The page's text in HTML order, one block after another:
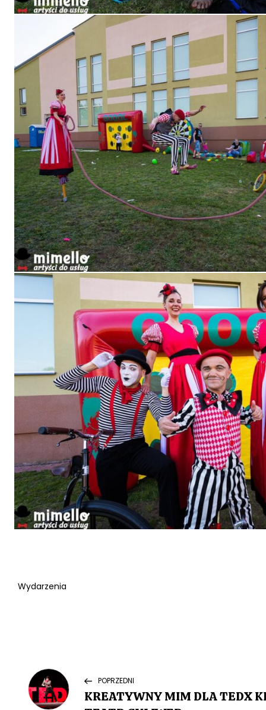
Wydarzenia
N
Previous
Post
POPRZEDNI
KREATYWNY MIM DLA TEDX